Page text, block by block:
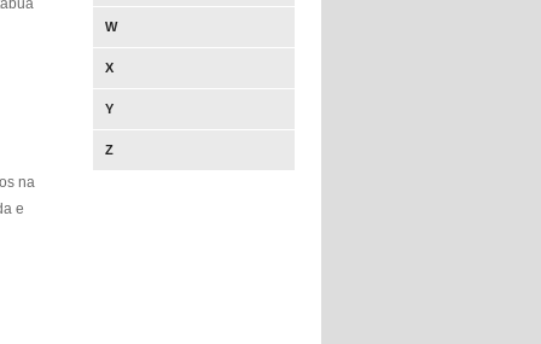
na
e
W
X
Y
Z